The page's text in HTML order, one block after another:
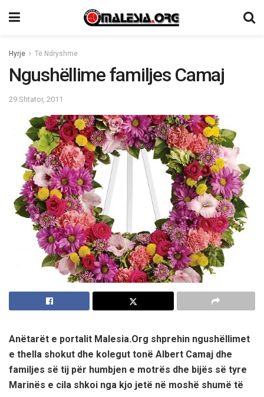
Hyrje Të Ndryshme
Ngushëllime familjes Camaj
29 Shtator, 2011
Anëtarët e portalit Malesia.Org shprehin ngushëllimet
e thella shokut dhe kolegut tonë Albert Camaj dhe
familjes së tij për humbjen e motrës dhe bijës së tyre
Marinës e cila shkoi nga kjo jetë në moshë shumë të